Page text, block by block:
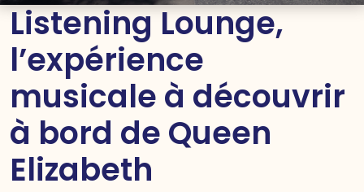
Listening Lounge,
l’expérience
musicale à découvrir
à bord de Queen
Elizabeth